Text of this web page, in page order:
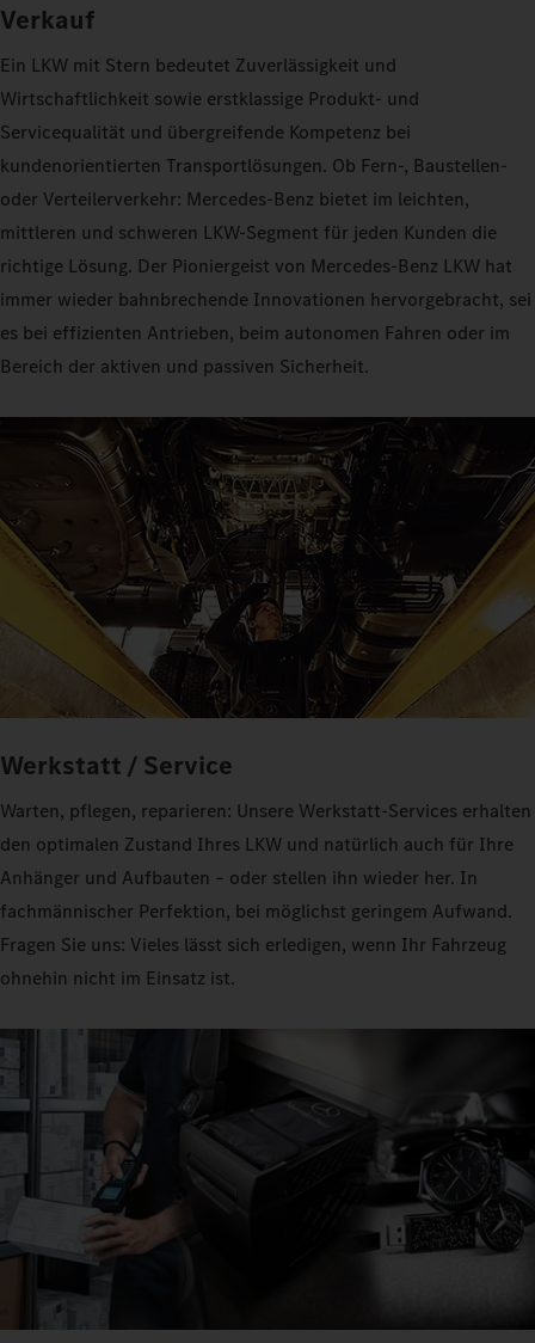
Verkauf
Ein LKW mit Stern bedeutet Zuverlässigkeit und
Wirtschaftlichkeit sowie erstklassige Produkt- und
Servicequalität und übergreifende Kompetenz bei
kundenorientierten Transportlösungen. Ob Fern-, Baustellen-
oder Verteilerverkehr: Mercedes-Benz bietet im leichten,
mittleren und schweren LKW-Segment für jeden Kunden die
richtige Lösung. Der Pioniergeist von Mercedes-Benz LKW hat
immer wieder bahnbrechende Innovationen hervorgebracht, sei
es bei effizienten Antrieben, beim autonomen Fahren oder im
Bereich der aktiven und passiven Sicherheit.
Werkstatt / Service
Warten, pflegen, reparieren: Unsere Werkstatt-Services erhalten
den optimalen Zustand Ihres LKW und natürlich auch für Ihre
Anhänger und Aufbauten – oder stellen ihn wieder her. In
fachmännischer Perfektion, bei möglichst geringem Aufwand.
Fragen Sie uns: Vieles lässt sich erledigen, wenn Ihr Fahrzeug
ohnehin nicht im Einsatz ist.